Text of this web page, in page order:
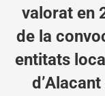
valorat en
de la
entitats